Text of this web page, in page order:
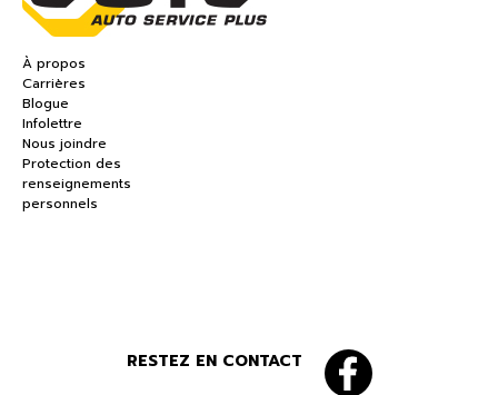
À propos
Carrières
Blogue
Infolettre
Nous joindre
Protection des
renseignements
personnels
RESTEZ EN CONTACT